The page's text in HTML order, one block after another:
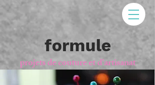
formule
projets de couture et d'artisanat